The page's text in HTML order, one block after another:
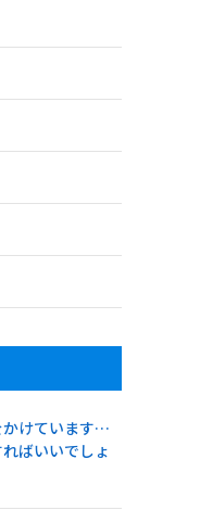
かけています…
ばいいでしょ